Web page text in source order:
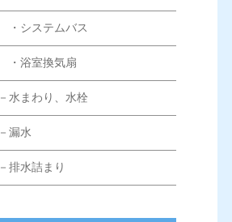
・システムバス
・浴室換気扇
－水まわり、水栓
－漏水
－排水詰まり